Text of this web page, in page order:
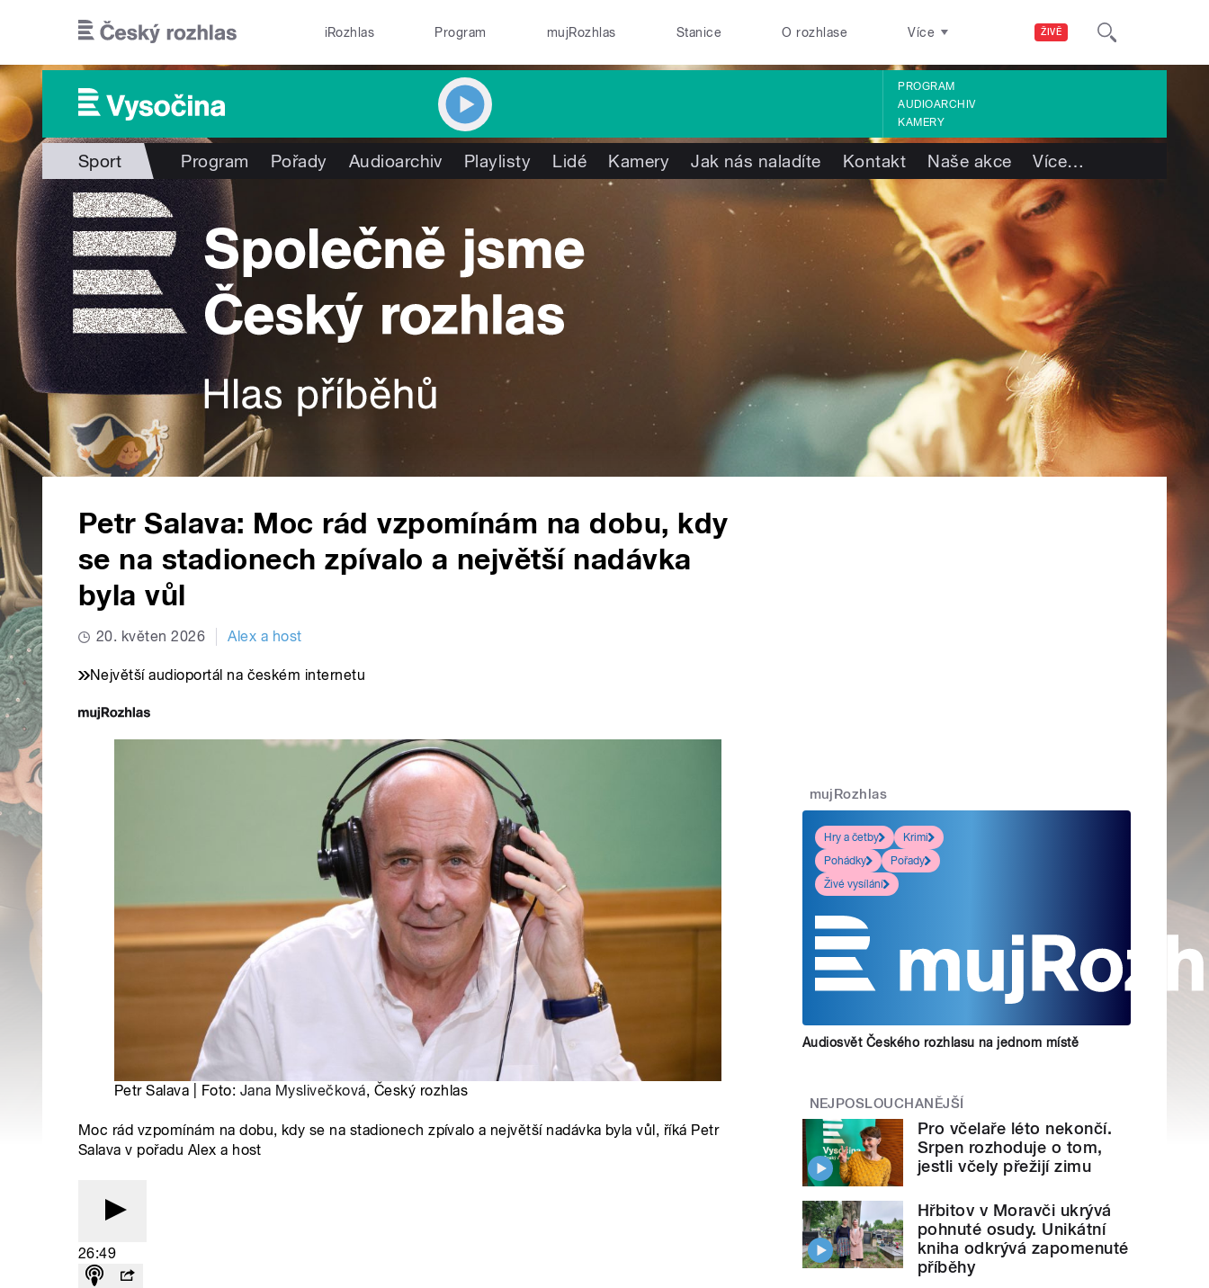
ŽIVĚ
iRozhlas Program mujRozhlas Stanice O rozhlase Více
PROGRAM
AUDIOARCHIV
KAMERY
Sport Program Pořady Audioarchiv Playlisty Lidé Kamery Jak nás naladíte Kontakt Naše akce Více…
Petr Salava: Moc rád vzpomínám na dobu, kdy
se na stadionech zpívalo a největší nadávka
byla vůl
20. květen 2026 Alex a host
Největší audioportál na českém internetu
Petr Salava | Foto: Jana Myslivečková, Český rozhlas
Moc rád vzpomínám na dobu, kdy se na stadionech zpívalo a největší nadávka byla vůl, říká Petr
Salava v pořadu Alex a host
26:49
mujRozhlas
Hry a četby
Krimi
Pohádky
Pořady
Živé vysílání
Audiosvět Českého rozhlasu na jednom místě
NEJPOSLOUCHANĚJŠÍ
Pro včelaře léto nekončí.
Srpen rozhoduje o tom,
jestli včely přežijí zimu
Hřbitov v Moravči ukrývá
pohnuté osudy. Unikátní
kniha odkrývá zapomenuté
příběhy